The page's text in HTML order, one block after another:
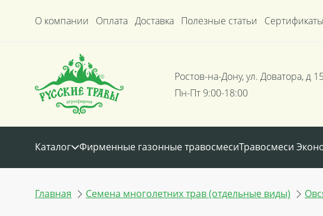
О компании Оплата Доставка Полезные статьи Сертификаты
Ростов-на-Дону, ул. Доватора, д
Пн-Пт 9:00-18:00
Каталог Фирменные газонные травосмесиТравосмеси
Главная Семена многолетних трав (отдельные виды)